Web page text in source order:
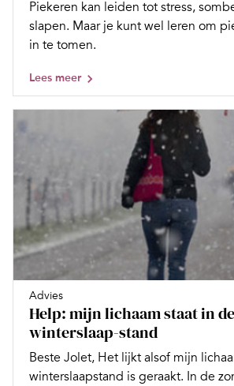
Piekeren kan leiden tot stress,
slapen. Maar je kunt wel leren om
in te tomen.
Lees meer
Advies
Help: mijn lichaam staat in de
winterslaap-stand
Beste Jolet, Het lijkt alsof mijn
winterslaapstand is geraakt. In de